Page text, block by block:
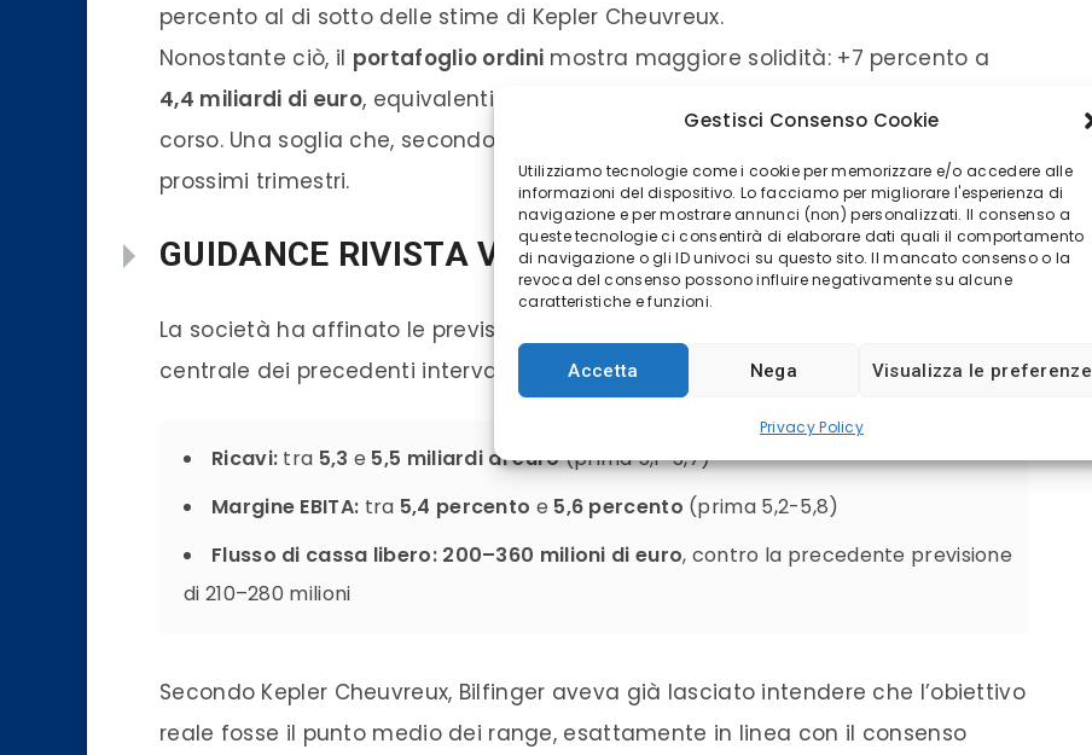
Gestisci Consenso Cookie
Utilizziamo tecnologie come i cookie per memorizzare e/o accedere alle
informazioni del dispositivo. Lo facciamo per migliorare l'esperienza di
navigazione e per mostrare annunci (non) personalizzati. Il consenso a
queste tecnologie ci consentirà di elaborare dati quali il comportamento
di navigazione o gli ID univoci su questo sito. Il mancato consenso o la
revoca del consenso possono influire negativamente su alcune
caratteristiche e funzioni.
Accetta Nega Visualizza le preferenze
Privacy Policy
percento al di sotto delle stime di Kepler Cheuvreux.
Nonostante ciò, il portafoglio ordini mostra maggiore solidità: +7 percento a
4,4 miliardi di euro, equivalenti all’
corso. Una soglia che, secondo gli analisti, garantisce una “buona visibilità” sui
prossimi trimestri.
GUIDANCE RIVISTA VERSO IL PUNTO MEDIO
La società ha affinato le previsioni per l’anno, orientandole verso la fascia
centrale dei precedenti intervalli. Ora Bilfinger stima:
Ricavi: tra 5,3 e 5,5 miliardi di euro(prima 5,1-5,7)
Margine EBITA: tra 5,4 percento e 5,6 percento (prima 5,2-5,8)
Flusso di cassa libero: 200–360 milioni di euro, contro la precedente previsione
di 210–280 milioni
Secondo Kepler Cheuvreux, Bilfinger aveva già lasciato intendere che l’obiettivo
reale fosse il punto medio dei range, esattamente in linea con il consenso